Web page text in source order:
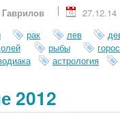
27.12.14
рак лев
рыбы
астрология
2012